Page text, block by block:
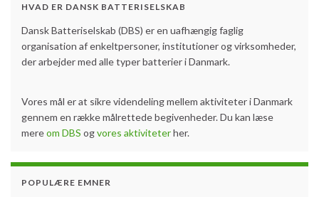
HVAD ER DANSK BATTERISELSKAB
Dansk Batteriselskab (DBS) er en uafhængig faglig
organisation af enkeltpersoner, institutioner og virksomheder,
der arbejder med alle typer batterier i Danmark.
Vores mål er at sikre videndeling mellem aktiviteter i Danmark
gennem en række målrettede begivenheder. Du kan læse
mereom DBS ogvores aktiviteterher.
POPULÆRE EMNER